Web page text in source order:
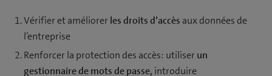
Vérifier et améliorerles droits d’accès aux données de
l’entreprise
Renforcer la protection des accès: utiliserun
gestionnaire de mots de passe, introduire